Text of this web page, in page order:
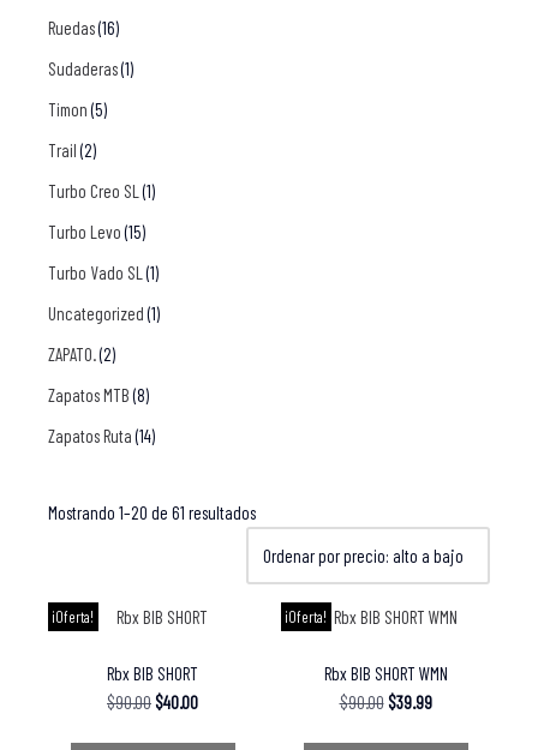
Ruedas(16)
Sudaderas(1)
Timon (5)
Trail (2)
Turbo Creo SL (1)
Turbo Levo (15)
Turbo Vado SL (1)
Uncategorized (1)
ZAPATO.(2)
Zapatos MTB (8)
Zapatos Ruta (14)
Mostrando 1–20 de 61 resultados
¡Oferta!
Rbx BIB SHORT
$90.00$40.00
¡Oferta!
Rbx BIB SHORT WMN
$90.00$39.99